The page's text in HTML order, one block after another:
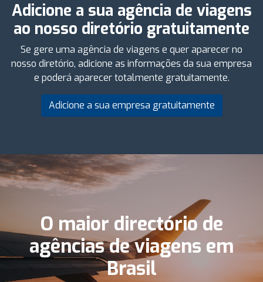
Adicione a sua agência de viagens
ao nosso diretório gratuitamente
Se gere uma agência de viagens e quer aparecer no
nosso diretório, adicione as informações da sua empresa
e poderá aparecer totalmente gratuitamente.
Adicione a sua empresa gratuitamente
O maior directório de
agências de viagens em
Brasil